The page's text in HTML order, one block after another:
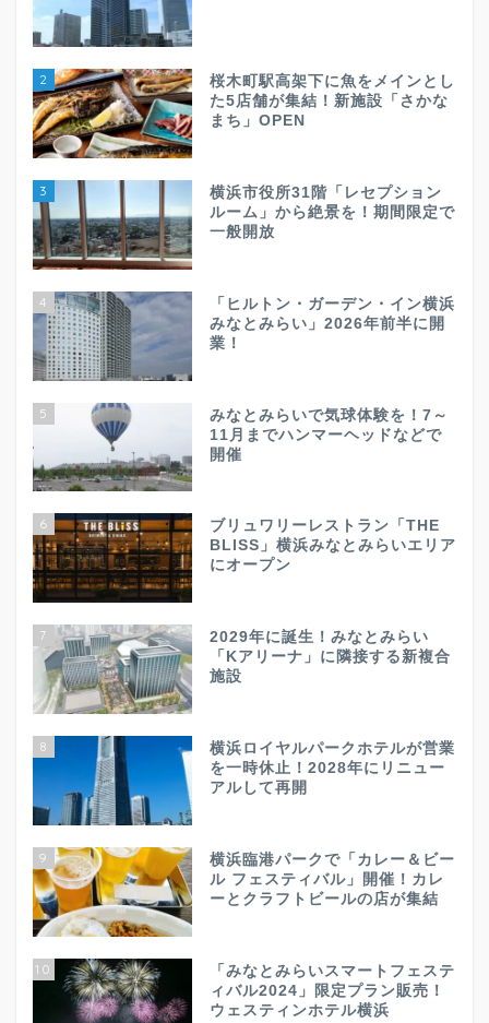
2
桜木町駅高架下に魚をメインとし
た5店舗が集結！新施設「さかな
まち」OPEN
3
横浜市役所31階「レセプション
ルーム」から絶景を！期間限定で
一般開放
4
「ヒルトン・ガーデン・イン横浜
みなとみらい」2026年前半に開
業！
5
みなとみらいで気球体験を！7～
11月までハンマーヘッドなどで
開催
6
ブリュワリーレストラン「THE
BLISS」横浜みなとみらいエリア
にオープン
7
2029年に誕生！みなとみらい
「Kアリーナ」に隣接する新複合
施設
8
横浜ロイヤルパークホテルが営業
を一時休止！2028年にリニュー
アルして再開
9
横浜臨港パークで「カレー＆ビー
ル フェスティバル」開催！カレ
ーとクラフトビールの店が集結
10
「みなとみらいスマートフェステ
ィバル2024」限定プラン販売！
ウェスティンホテル横浜